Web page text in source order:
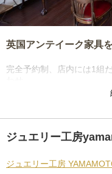
英国アンテイーク家具
完全予約制、店内には1組
ジュエリー工房
ジュエリー工房